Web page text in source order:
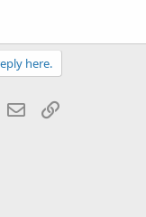
here.
WhatsApp
Email